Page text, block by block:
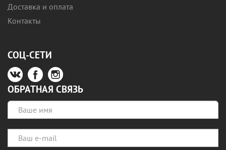
Доставка и оплата
Контакты
СОЦ-СЕТИ
ОБРАТНАЯ СВЯЗЬ